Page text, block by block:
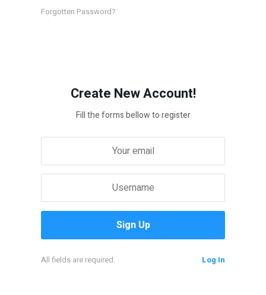
Forgotten Password?
Create New Account!
Fill the forms bellow to register
All fields are required. Log In